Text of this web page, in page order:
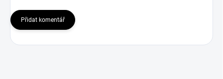
Přidat komentář